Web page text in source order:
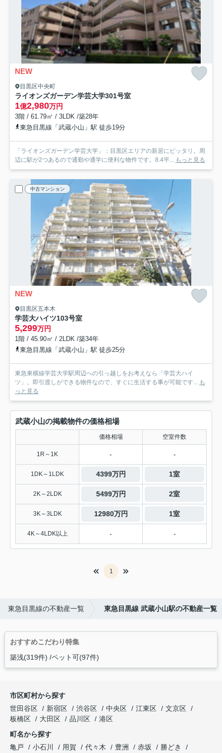
NEW
目黒区中央町
ライオンズガーデン学芸大学301号室
1億2,980万円
3階 / 61.79㎡ / 3LDK /築28年
東急目黒線「武蔵小山」駅 徒歩19分
「ライオンズガーデン学芸大学」：目黒区エリアの新居にピッタリ。周
辺に駅が2つあるので通勤や通学に便利な物件です。8.4平... もっと見る
中古マンション
NEW
目黒区五本木
学芸大ハイツ103号室
5,299万円
1階 / 45.90㎡ / 2LDK /築34年
東急目黒線「武蔵小山」駅 徒歩25分
東急東横線学芸大学駅周辺への引っ越しをお考えなら「学芸大ハイ
ツ」。即引渡しができる物件なので、すぐに生活する事が可能です... も
っと見る
武蔵小山の掲載物件の価格相場
価格相場 空室件数
1R～1K - -
1DK～1LDK 4399万円 1室
2K～2LDK 5499万円 2室
3K～3LDK 12980万円 1室
4K～4LDK以上 - -
1
東急目黒線の不動産一覧 東急目黒線 武蔵小山駅の不動産一覧
おすすめこだわり特集
築浅(319件) ペット可(97件)
市区町村から探す
世田谷区
新宿区 渋谷区 中央区 江東区
文京区
板橋区
大田区 品川区
港区
町名から探す
亀戸
小石川 用賀 代々木 豊洲 赤坂
勝どき